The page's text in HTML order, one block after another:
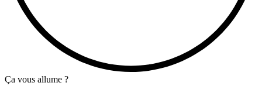
Ça vous allume ?